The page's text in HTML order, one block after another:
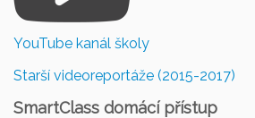
YouTube kanál školy
Starší videoreportáže (2015-2017)
SmartClass domácí přístup